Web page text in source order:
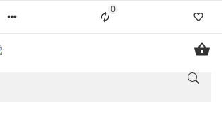
0Liste ist leer